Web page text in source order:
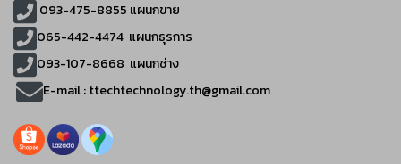
093-475-8855 แผนกขาย
065-442-4474 แผนกธุรการ
093-107-8668 แผนกช่าง
E-mail :ttechtechnology.th@gmail.com